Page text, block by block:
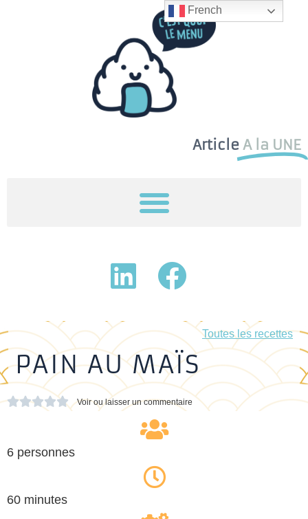
Article A la UNE
Toutes les recettes
PAIN AU MAÏS
 Voir ou laisser un commentaire
6 personnes
60 minutes
French